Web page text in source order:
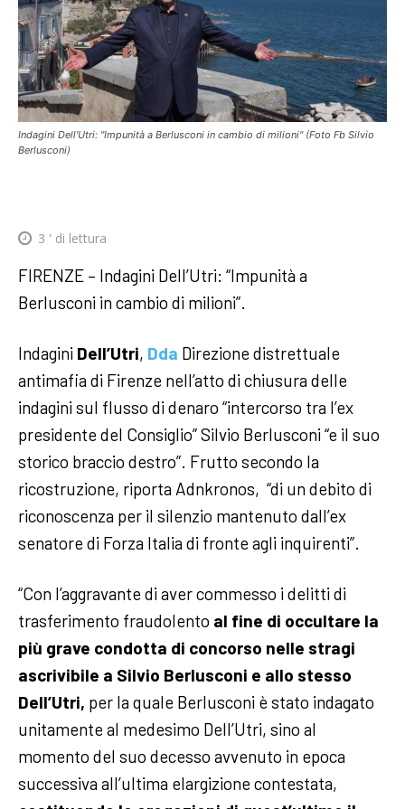
Indagini Dell'Utri: "Impunità a Berlusconi in cambio di milioni" (Foto Fb Silvio
Berlusconi)
3 ' di lettura
FIRENZE – Indagini Dell’Utri: “Impunità a
Berlusconi in cambio di milioni”.
Indagini Dell’Utri, Dda Direzione distrettuale
antimafia di Firenze nell’atto di chiusura delle
indagini sul flusso di denaro “intercorso tra l’ex
presidente del Consiglio” Silvio Berlusconi “e il suo
storico braccio destro”. Frutto secondo la
ricostruzione, riporta Adnkronos, “di un debito di
riconoscenza per il silenzio mantenuto dall’ex
senatore di Forza Italia di fronte agli inquirenti”.
“Con l’aggravante di aver commesso i delitti di
trasferimento fraudolento al fine di occultare la
più grave condotta di concorso nelle stragi
ascrivibile a Silvio Berlusconi e allo stesso
Dell’Utri, per la quale Berlusconi è stato indagato
unitamente al medesimo Dell’Utri, sino al
momento del suo decesso avvenuto in epoca
successiva all’ultima elargizione contestata,